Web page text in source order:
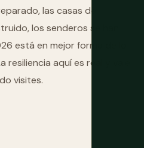
las casas de
los senderos se han
está en mejor forma de lo
aquí es real y vale
visites.